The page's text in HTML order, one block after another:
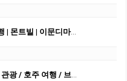
[선샤인코스트 데이투어] 호주 근교여행 | 몬트빌 | 이문디마켓 | 누사비치| 썬샤인코스트
[Private Tour] | 프라이빗 투어 / 맞춤 관광 / 호주 여행 / 브리즈번 여행 / 브리즈번 근교여행